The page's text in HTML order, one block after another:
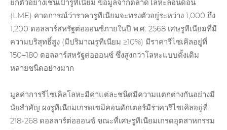
ยกตัวอย่างเช่นเป้ารูทีเนียม ข้อมูลจากตลาดโลหะลอนดอน
(LME) คาดการณ์ว่าราคารูทีเนียมจะทรงตัวอยู่ระหว่าง 1,000 ถึง
1,200 ดอลลาร์สหรัฐต่อออนซ์ภายในปี พ.ศ. 2568 เศษรูทีเนียมที่มี
ความบริสุทธิ์สูง (มีปริมาณรูทีเนียม ≥10%) มีราคารีไซเคิลอยู่ที่
150–180 ดอลลาร์สหรัฐต่อออนซ์ ซึ่งสูงกว่าโลหะแบบดั้งเดิม
หลายชนิดอย่างมาก
มูลค่าการรีไซเคิลโลหะมีค่าแต่ละชนิดมีความแตกต่างกันอย่างมี
นัยสำคัญ ผงรูทีเนียมเกรดเซมิคอนดักเตอร์มีราคารีไซเคิลอยู่ที่
218-268 ดอลลาร์ต่อออนซ์ ขณะที่เศษรูทีเนียมเกรดอุตสาหกรรม